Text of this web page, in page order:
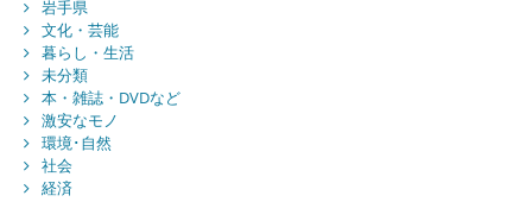
岩手県
文化・芸能
暮らし・生活
未分類
本・雑誌・DVDなど
激安なモノ
環境･自然
社会
経済